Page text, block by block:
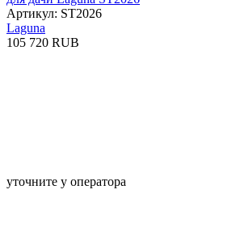
Артикул: ST2026
Laguna
105 720 RUB
уточните у оператора